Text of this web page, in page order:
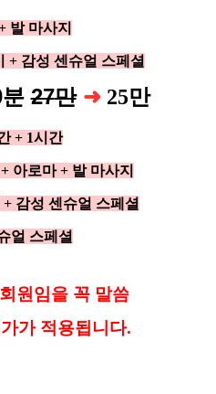
발 마사지
+ 감성 센슈얼 스페셜
27만 ➜ 25만
+ 1시간
아로마 + 발 마사지
+ 감성 센슈얼 스페셜
얼 스페셜
원임을 꼭 말씀
가 적용됩니다.